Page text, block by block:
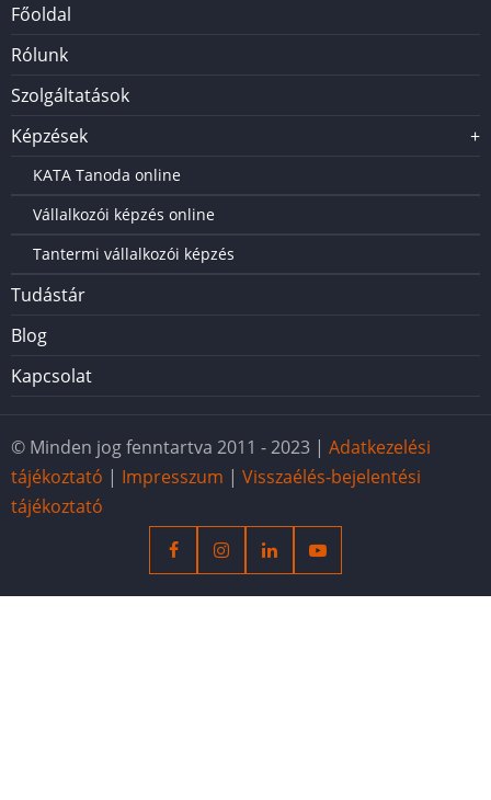
Menü
Főoldal
Rólunk
Szolgáltatások
Képzések
+
KATA Tanoda online
Vállalkozói képzés online
Tantermi vállalkozói képzés
Tudástár
Blog
Kapcsolat
© Minden jog fenntartva 2011 - 2023 | Adatkezelési
tájékoztató | Impresszum | Visszaélés-bejelentési
tájékoztató